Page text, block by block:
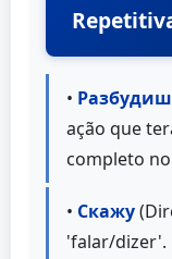
•
ação que
completo
• Скажу
'falar/dizer'.